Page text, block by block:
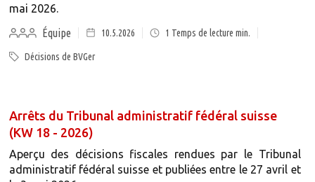
mai 2026.
Équipe
10.5.2026 1 Temps de lecture min.
Décisions de BVGer
Arrêts du Tribunal administratif fédéral suisse
(KW 18 - 2026)
Aperçu des décisions fiscales rendues par le Tribunal
administratif fédéral suisse et publiées entre le 27 avril et